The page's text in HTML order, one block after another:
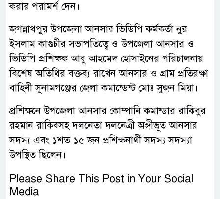
করার পরামর্শ দেন।
জগন্নাথপুর উপজেলা আনসার ভিডিপি কর্মকর্তা নুর
ইসলাম কাগুচীর সভাপতিত্বে ও উপজেলা আনসার ও
ভিডিপি প্রশিক্ষক আবু আহমেদ হোসাইনের পরিচালনায়
বিশেষ অতিথির বক্তব্য রাখেন আনসার ও গ্রাম প্রতিরক্ষা
বাহিনী সুনামগঞ্জের জেলা কমান্ডেন্ট মোঃ সুজন মিয়া।
প্রশিক্ষনে উপজেলা আনসার কোম্পানি কমান্ডার রাকিবুর
রহমান রাকিবসহ দলনেতা দলনেত্রী অঙ্গীভূত আনসার
সদস্য এবং ১শত ১৫ জন প্রশিক্ষনার্থী সদস্য সদস্যা
উপস্থিত ছিলেন।
Please Share This Post in Your Social
Media